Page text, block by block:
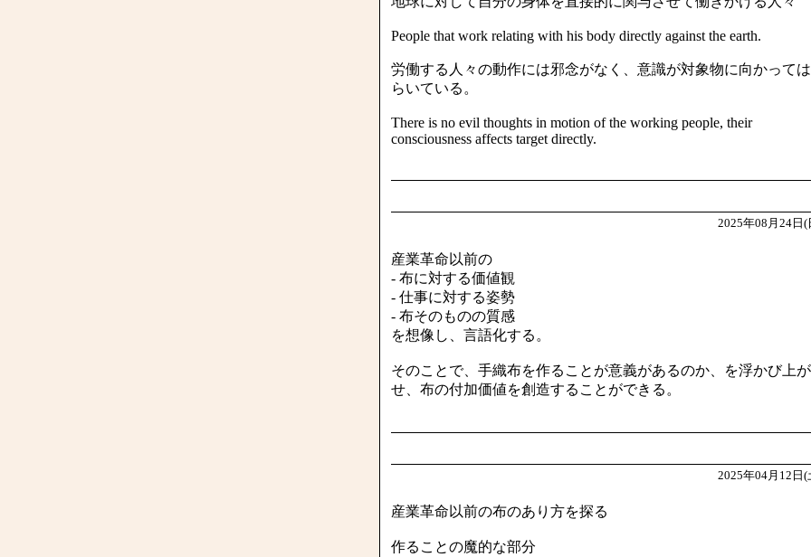
People that work relating with his body directly against the earth.
労働する人々の動作には邪念がなく、意識が対象物に向かって
らいている。
There is no evil thoughts in motion of the working people, their
consciousness affects target directly.
2025年08月24日(
産業革命以前の
- 布に対する価値観
- 仕事に対する姿勢
- 布そのものの質感
を想像し、言語化する。
そのことで、手織布を作ることが意義があるのか、を浮かび上
せ、布の付加価値を創造することができる。
2025年04月12日(
産業革命以前の布のあり方を探る
作ることの魔的な部分